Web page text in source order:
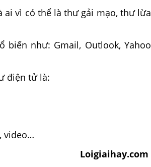
vì có thể là thư gải mạo, thư lừa
như: Gmail, Outlook, Yahoo
điện tử là:
video…
Loigiaihay.com